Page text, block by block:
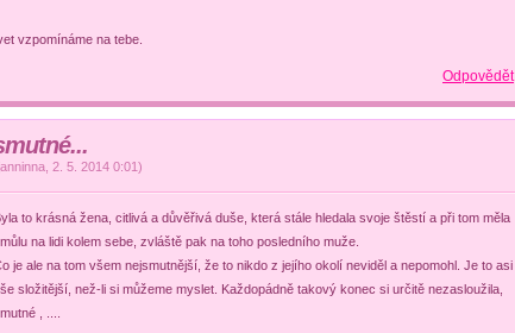
vzpomínáme na tebe.
Odpovědět
2. 5. 2014 0:01)
to krásná žena, citlivá a důvěřivá duše, která stále hledala svoje štěstí a při tom měla
na lidi kolem sebe, zvláště pak na toho posledního muže.
je ale na tom všem nejsmutnější, že to nikdo z jejího okolí neviděl a nepomohl. Je to asi
složitější, než-li si můžeme myslet. Každopádně takový konec si určitě nezasloužila,
, ....